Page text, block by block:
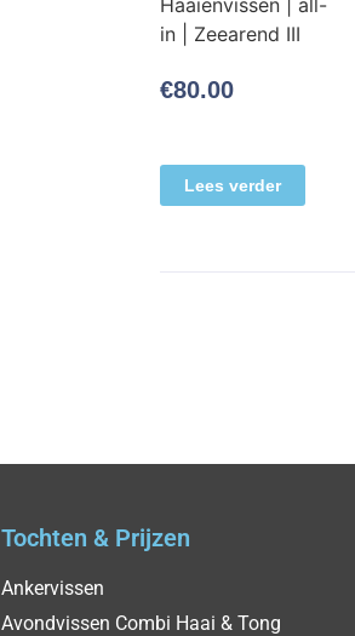
Haaienvissen | all-
in | Zeearend III
€80.00
Lees verder
Tochten & Prijzen
Ankervissen
Avondvissen Combi Haai & Tong